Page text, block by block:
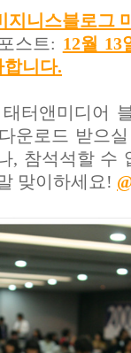
지니스블로그
스트: 12월 13
니다.
터앤미디어
운로드 받으
, 참석석할 수
맞이하세요!